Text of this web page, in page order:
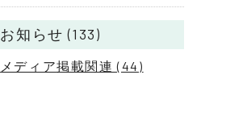
お知らせ (133)
メディア掲載関連 (44)